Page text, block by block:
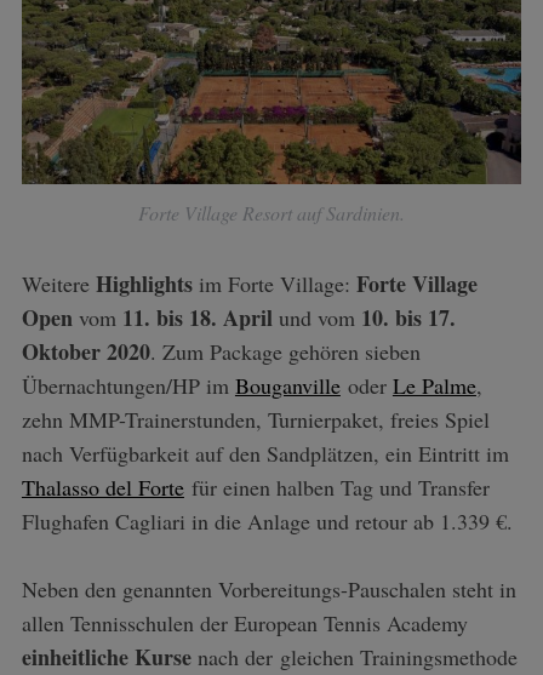
Forte Village Resort auf Sardinien.
Weitere Highlightsim Forte Village: Forte Village
Openvom 11. bis 18. Aprilund vom 10. bis 17.
Oktober 2020. Zum Package gehören sieben
Übernachtungen/HP im Bouganvilleoder Le Palme,
zehn MMP-Trainerstunden, Turnierpaket, freies Spiel
nach Verfügbarkeit auf den Sandplätzen, ein Eintritt im
Thalasso del Fortefür einen halben Tag und Transfer
Flughafen Cagliari in die Anlage und retour ab 1.339 €.
Neben den genannten Vorbereitungs-Pauschalen steht in
allen Tennisschulen der European Tennis Academy
einheitliche Kursenach der gleichen Trainingsmethode